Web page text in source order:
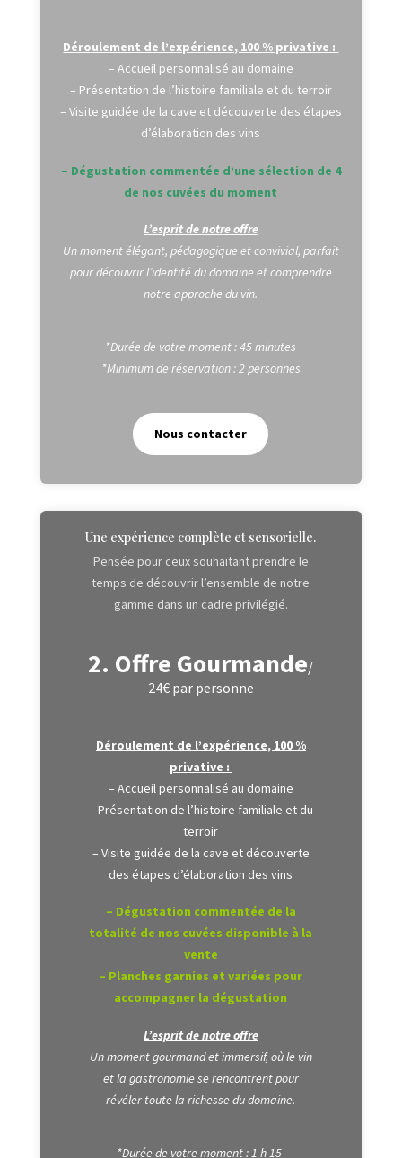
Déroulement de l’expérience, 100 % privative :
– Accueil personnalisé au domaine
– Présentation de l’histoire familiale et du terroir
– Visite guidée de la cave et découverte des étapes
d’élaboration des vins
– Dégustation commentée d’une sélection de 4
de nos cuvées du moment
L’esprit de notre offre
Un moment élégant, pédagogique et convivial, parfait
pour découvrir l’identité du domaine et comprendre
notre approche du vin.
*Durée de votre moment : 45 minutes
*Minimum de réservation : 2 personnes
Nous contacter
Une expérience complète et sensorielle.
Pensée pour ceux souhaitant prendre le
temps de découvrir l’ensemble de notre
gamme dans un cadre privilégié.
2. Offre Gourmande/
24€ par personne
Déroulement de l’expérience, 100 %
privative :
– Accueil personnalisé au domaine
– Présentation de l’histoire familiale et du
terroir
– Visite guidée de la cave et découverte
des étapes d’élaboration des vins
– Dégustation commentée de la
totalité de nos cuvées disponible à la
vente
– Planches garnies et variées pour
accompagner la dégustation
L’esprit de notre offre
Un moment gourmand et immersif, où le vin
et la gastronomie se rencontrent pour
révéler toute la richesse du domaine.
*Durée de votre moment : 1 h 15